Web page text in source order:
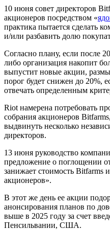
10 июня совет директоров
акционеров посредством «
практика пытается сделать
и/или разбавить долю
Согласно плану, если после
либо организация накопит
выпустит новые акции,
порог будет снижен до 20%,
отвечать определенным
Riot намерена потребовать
собрания акционеров
выдвинуть несколько
директоров.
13 июня руководство
предложение о поглощении
занижает стоимость Bitfarms
акционеров».
В этот же день ее акции
анонсирования планов по
выше в 2025 году за счет
Пенсильвании, США.